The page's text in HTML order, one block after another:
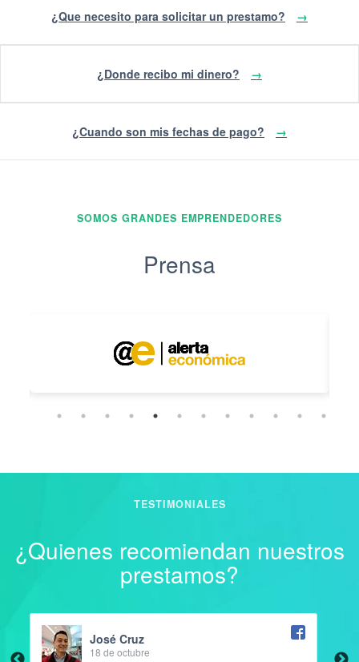
¿Que necesito para solicitar un prestamo? →
¿Donde recibo mi dinero? →
¿Cuando son mis fechas de pago? →
SOMOS GRANDES EMPRENDEDORES
Prensa
TESTIMONIALES
¿Quienes recomiendan nuestros
prestamos?
Jeshua Acra
14 de octubre